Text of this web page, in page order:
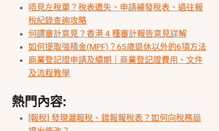
唔見左稅單？稅表遺失、申請補發稅表、過往報
稅紀錄查詢攻略
何謂審計意見？香港 4 種審計報告意見詳解
如何提取強積金(MPF)？65歲退休以外的6項方法
商業登記證申請及續期｜商業登記證費用、文件
及流程教學
熱門內容:
[報稅] 發現漏報稅、錯報報稅表？如何向稅務局